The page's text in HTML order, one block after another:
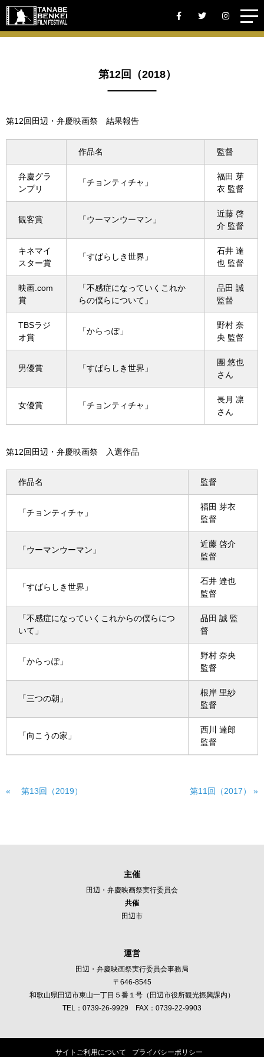
第12回（2018）
第12回田辺・弁慶映画祭 結果報告
作品名 監督
弁慶グラ
ンプリ
「チョンティチャ」
福田 芽
衣 監督
観客賞 「ウーマンウーマン」
近藤 啓
介 監督
キネマイ
スター賞
「すばらしき世界」
石井 達
也 監督
映画.com
賞
「不感症になっていくこれか
らの僕らについて」
品田 誠
監督
TBSラジ
オ賞
「からっぽ」
野村 奈
央 監督
男優賞 「すばらしき世界」
團 悠也
さん
女優賞 「チョンティチャ」
長月 凛
さん
第12回田辺・弁慶映画祭 入選作品
作品名 監督
「チョンティチャ」
福田 芽衣
監督
「ウーマンウーマン」
近藤 啓介
監督
「すばらしき世界」
石井 達也
監督
「不感症になっていくこれからの僕らにつ
いて」
品田 誠 監
督
「からっぽ」
野村 奈央
監督
「三つの朝」
根岸 里紗
監督
「向こうの家」
西川 達郎
監督
« 第13回（2019） 第11回（2017） »
主催
田辺・弁慶映画祭実行委員会
共催
田辺市
運営
田辺・弁慶映画祭実行委員会事務局
〒646-8545
和歌山県田辺市東山一丁目５番１号（田辺市役所観光振興課内）
TEL： 0739-26-9929 FAX：0739-22-9903
サイトご利用について プライバシーポリシー